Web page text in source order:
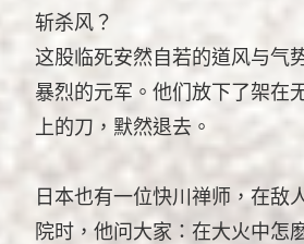
斩杀风？
这股临死安然自若的道风与气
暴烈的元军。他们放下了架在
上的刀，默然退去。
日本也有一位快川禅师，在敌
院时，他问大家：在大火中怎